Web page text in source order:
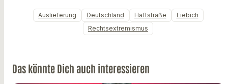
Auslieferung Deutschland Haftstraße
Liebich
Rechtsextremismus
Das könnte Dich auch interessieren